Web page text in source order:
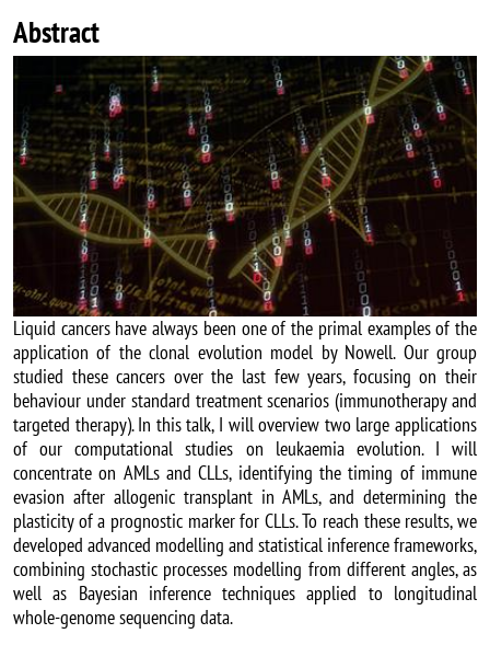
Abstract
Liquid cancers have always been one of the primal examples of the
application of the clonal evolution model by Nowell. Our group
studied these cancers over the last few years, focusing on their
behaviour under standard treatment scenarios (immunotherapy and
targeted therapy). In this talk, I will overview two large applications
of our computational studies on leukaemia evolution. I will
concentrate on AMLs and CLLs, identifying the timing of immune
evasion after allogenic transplant in AMLs, and determining the
plasticity of a prognostic marker for CLLs. To reach these results, we
developed advanced modelling and statistical inference frameworks,
combining stochastic processes modelling from different angles, as
well as Bayesian inference techniques applied to longitudinal
whole-genome sequencing data.